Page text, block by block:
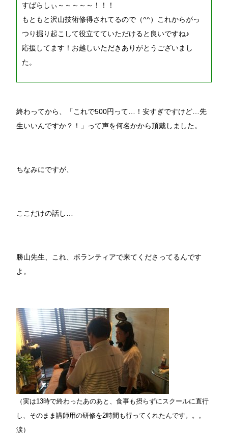
すばらしぃ～～～～～！！！
もともと沢山技術修得されてるので（^^）これからがっ
つり掘り起こして役立てていただけると良いですね♪
応援してます！お越しいただきありがとうございまし
た。
終わってから、「これで500円って…！安すぎですけど…先
生いいんですか？！」って声を何名かから頂戴しました。
ちなみにですが、
ここだけの話し…
勝山先生、これ、ボランティアで来てくださってるんです
よ。
（実は13時で終わったあのあと、食事も摂らずにスクールに直行
し、そのまま講師用の研修を2時間も行ってくれたんです。。。
涙）